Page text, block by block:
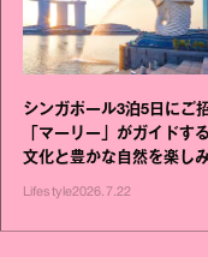
シンガポール3泊5日にご
「マーリー」がガイドす
文化と豊かな自然を楽し
Lifestyle2026.7.22